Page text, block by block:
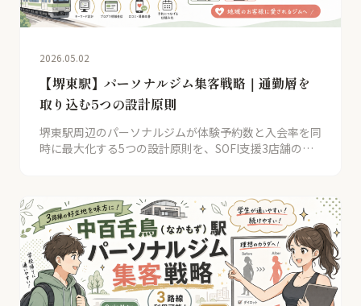
2026.05.02
【堺東駅】パーソナルジム集客戦略｜通勤層を
取り込む5つの設計原則
堺東駅周辺のパーソナルジムが体験予約数と入会率を同
時に最大化する5つの設計原則を、SOFI支援3店舗の数